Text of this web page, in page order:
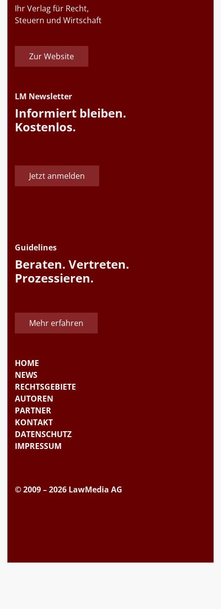
Ihr Verlag für Recht,
Steuern und Wirtschaft
Zur Website
LM Newsletter
Informiert bleiben.
Kostenlos.
Jetzt anmelden
Guidelines
Beraten. Vertreten.
Prozessieren.
Mehr erfahren
HOME
NEWS
RECHTSGEBIETE
AUTOREN
PARTNER
KONTAKT
DATENSCHUTZ
IMPRESSUM
© 2009 – 2026 LawMedia AG